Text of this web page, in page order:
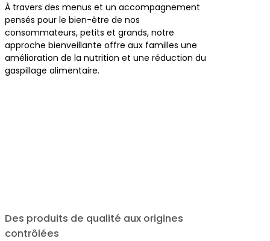
À travers des menus et un accompagnement
pensés pour le bien-être de nos
consommateurs, petits et grands, notre
approche bienveillante offre aux familles une
amélioration de la nutrition et une réduction du
gaspillage alimentaire.
Des produits de qualité aux origines
contrôlées